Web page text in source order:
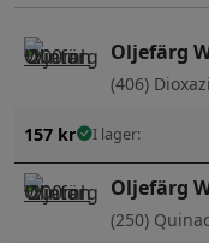
Oljefärg
(406)
157 kr I lager:
Oljefärg
(250)